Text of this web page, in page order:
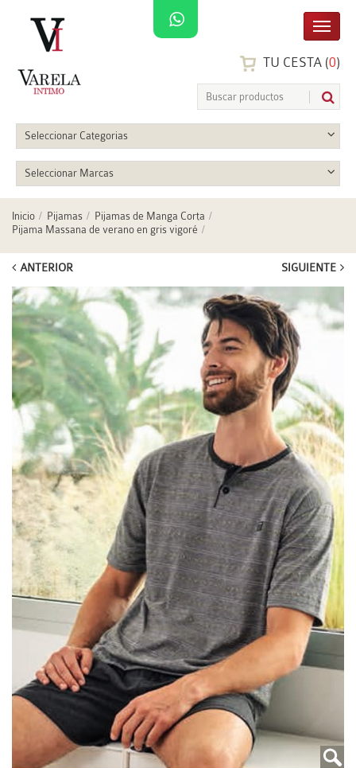
TU CESTA (0)
Seleccionar Categorias
Seleccionar Marcas
Inicio Pijamas
Pijamas de Manga Corta
Pijama Massana de verano en gris vigoré
ANTERIOR SIGUIENTE